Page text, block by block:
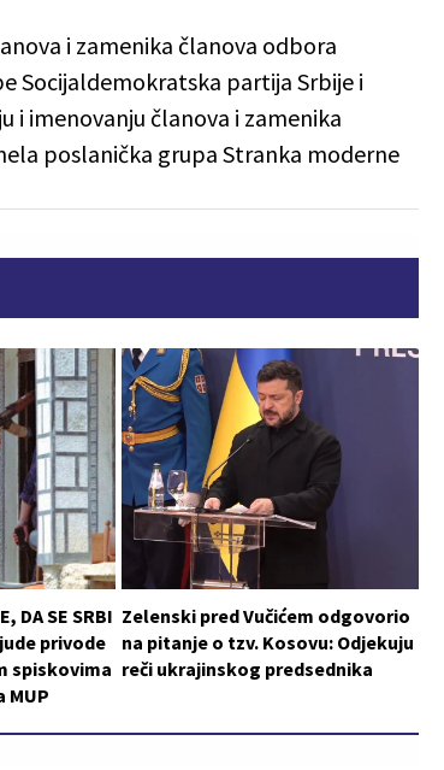
i zamenika članova odbora
Socijaldemokratska partija Srbije i
i imenovanju članova i zamenika
poslanička grupa Stranka moderne
DA SE SRBI
privode
spiskovima
MUP
Zelenski pred Vučićem odgovorio
na pitanje o tzv. Kosovu: Odjekuju
reči ukrajinskog predsednika